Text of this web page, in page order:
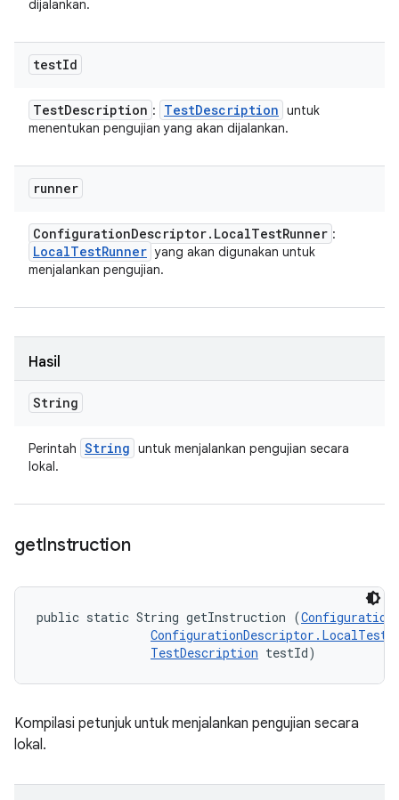
dijalankan.
testId
TestDescription : TestDescription untuk
menentukan pengujian yang akan dijalankan.
runner
ConfigurationDescriptor. LocalTestRunner :
LocalTestRunner yang akan digunakan untuk
menjalankan pengujian.
Hasil
String
Perintah String untuk menjalankan pengujian secara
lokal.
getInstruction
public static String getInstruction (
TestDescription testId)
Kompilasi petunjuk untuk menjalankan pengujian secara
lokal.